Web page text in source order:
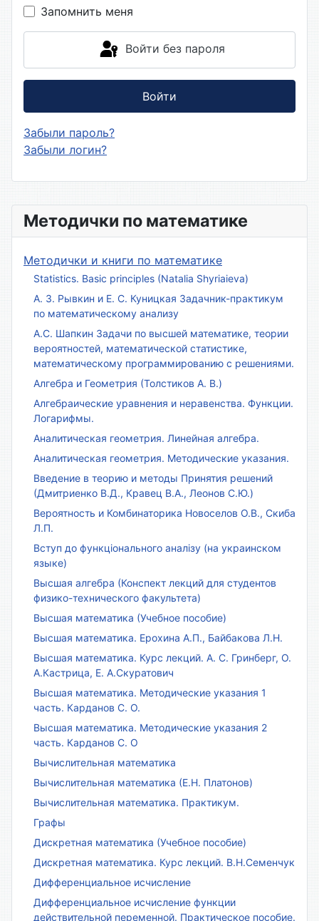
Методички по математике
Методички и книги по математике
Statistics. Basic principles (Natalia Shyriaieva)
А. З. Рывкин и Е. С. Куницкая Задачник-практикум
по математическому анализу
А.С. Шапкин Задачи по высшей математике, теории
вероятностей, математической статистике,
математическому программированию с решениями.
Алгебра и Геометрия (Толстиков А. В.)
Алгебраические уравнения и неравенства. Функции.
Логарифмы.
Аналитическая геометрия. Линейная алгебра.
Аналитическая геометрия. Методические указания.
Введение в теорию и методы Принятия решений
(Дмитриенко В.Д., Кравец В.А., Леонов С.Ю.)
Вероятность и Комбинаторика Новоселов О.В., Скиба
Л.П.
Вступ до функціонального аналізу (на украинском
языке)
Высшая алгебра (Конспект лекций для студентов
физико-технического факультета)
Высшая математика (Учебное пособие)
Высшая математика. Ерохина А.П., Байбакова Л.Н.
Высшая математика. Курс лекций. А. С. Гринберг, О.
А.Кастрица, Е. А.Скуратович
Высшая математика. Методические указания 1
часть. Карданов С. О.
Высшая математика. Методические указания 2
часть. Карданов С. О
Вычислительная математика
Вычислительная математика (Е.Н. Платонов)
Вычислительная математика. Практикум.
Графы
Дискретная математика (Учебное пособие)
Дискретная математика. Курс лекций. В.Н.Семенчук
Дифференциальное исчисление
Дифференциальное исчисление функции
действительной переменной. Практическое пособие.
Запомнить меня
Войти без пароля
Войти
Забыли пароль?
Забыли логин?